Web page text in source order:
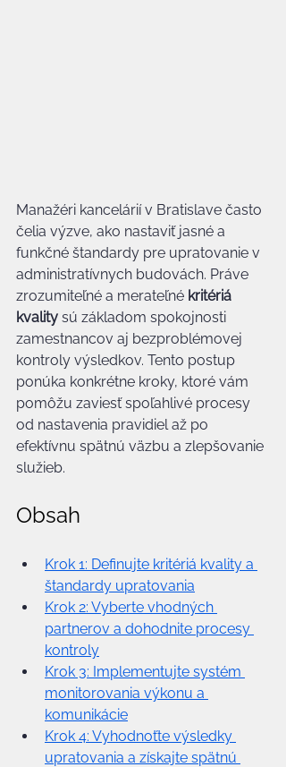
Manažéri kancelárií v Bratislave často
čelia výzve, ako nastaviť jasné a
funkčné štandardy pre upratovanie v
administratívnych budovách. Práve
zrozumiteľné a merateľné kritériá
kvality sú základom spokojnosti
zamestnancov aj bezproblémovej
kontroly výsledkov. Tento postup
ponúka konkrétne kroky, ktoré vám
pomôžu zaviesť spoľahlivé procesy
od nastavenia pravidiel až po
efektívnu spätnú väzbu a zlepšovanie
služieb.
Obsah
Krok 1: Definujte kritériá kvality a
štandardy upratovania
Krok 2: Vyberte vhodných
partnerov a dohodnite procesy
kontroly
Krok 3: Implementujte systém
monitorovania výkonu a
komunikácie
Krok 4: Vyhodnoťte výsledky
upratovania a získajte spätnú